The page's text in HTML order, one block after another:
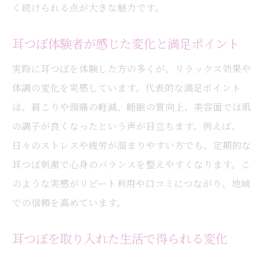
く続けられる点が大きな魅力です。
耳つぼ体験者が感じた変化と満足ポイント
実際に耳つぼを体験した方の多くが、リラックス効果や
体調の変化を実感しています。代表的な満足ポイント
は、肩こりや頭痛の軽減、睡眠の質向上、美容面では肌
の調子が良くなったという声が目立ちます。例えば、
日々のストレスや疲労が溜まりやすい方でも、定期的な
耳つぼ刺激で心身のバランスを整えやすくなります。こ
のような実感がリピート利用や口コミにつながり、地域
での信頼を高めています。
耳つぼを取り入れた生活で得られる変化